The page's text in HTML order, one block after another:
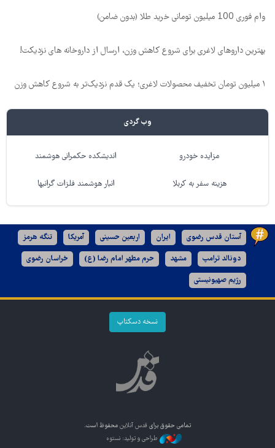
وام فوری 100 میلیون تومانی خرید طلا (بدون ضامن)
بهترین داروهای لاغری برای شروع کاهش وزن، ارسال از داروخانه های نزدیکت!
۱ میلیون تومان تخفیف محصولات لاغری؛ یک قدم نزدیک‌تر به شروع کاهش وزن
وب گردی
مزایده خودرو اندیشکده حکمرانی هوشمند
هزینه سفر به کربلا انبار هوشمند فلزات گرانبها
آستان قدس رضوی ایران اربعین حسینی آمریکا تنگه هرمز
دونالد ترامپ مشهد حرم مطهر امام رضا (ع) خراسان رضوی
رژیم صهیونیستی
نسخه دسکتاپ
تمامی حقوق برای قدس آنلاین محفوظ است.
طراحی و تولید: نستوه